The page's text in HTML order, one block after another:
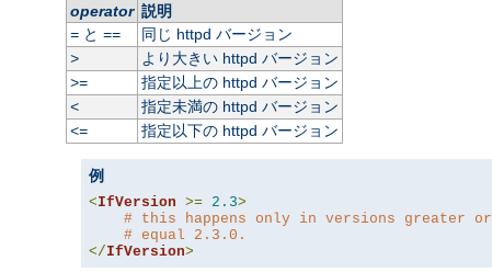
operator 説明
=と ==
同じ httpd バージョン
>
より大きい httpd バージョン
>=
指定以上の httpd バージョン
<
指定未満の httpd バージョン
<=
指定以下の httpd バージョン
例
<IfVersion >= 2.3>
# this happens only in versions greater or
# equal 2.3.0.
</IfVersion>